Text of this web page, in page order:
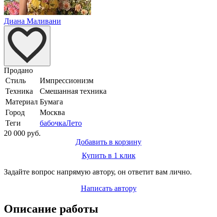
Диана Маливани
Продано
Стиль
Импрессионизм
Техника
Смешанная техника
Материал Бумага
Город
Москва
Теги
бабочкаЛето
20 000 руб.
Добавить в корзину
Купить в 1 клик
Задайте вопрос напрямую автору, он ответит вам лично.
Написать автору
Описание работы